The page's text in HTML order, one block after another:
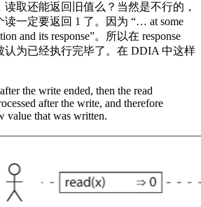
取还能返回旧值么？当然是不行的，
一定要返回 1 了。因为 “… at some
and its response”。所以在 response
认为已经执行完毕了。在 DDIA 中这样
the write ended, then the read
after the write, and therefore
value that was written.